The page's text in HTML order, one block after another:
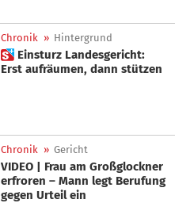
Chronik » Hintergrund
 Einsturz Landesgericht:
Erst aufräumen, dann stützen
Chronik » Gericht
VIDEO | Frau am Großglockner
erfroren – Mann legt Berufung
gegen Urteil ein